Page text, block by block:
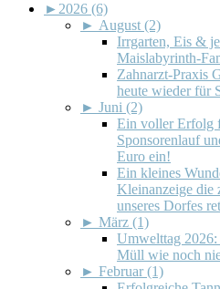
► 2026 (6)
► August (2)
Irrgarten, Eis &
Maislabyrinth-
Zahnarzt-Praxis
heute wieder für
► Juni (2)
Ein voller Erfolg
Sponsorenlauf
Euro ein!
Ein kleines
Kleinanzeige die
unseres Dorfes
► März (1)
Umwelttag
Müll wie noch
► Februar (1)